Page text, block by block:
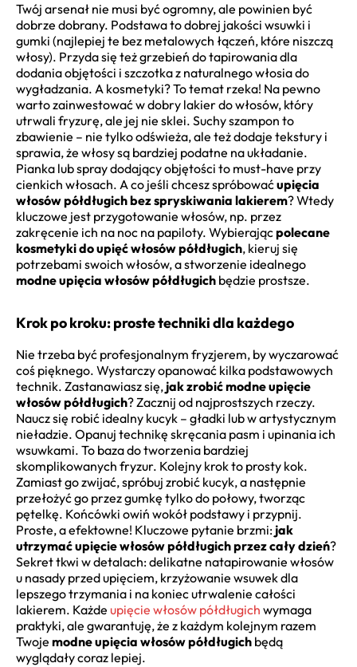
Twój arsenał nie musi być ogromny, ale powinien być
dobrze dobrany. Podstawa to dobrej jakości wsuwki i
gumki (najlepiej te bez metalowych łączeń, które niszczą
włosy). Przyda się też grzebień do tapirowania dla
dodania objętości i szczotka z naturalnego włosia do
wygładzania. A kosmetyki? To temat rzeka! Na pewno
warto zainwestować w dobry lakier do włosów, który
utrwali fryzurę, ale jej nie sklei. Suchy szampon to
zbawienie – nie tylko odświeża, ale też dodaje tekstury i
sprawia, że włosy są bardziej podatne na układanie.
Pianka lub spray dodający objętości to must-have przy
cienkich włosach. A co jeśli chcesz spróbowaćupięcia
włosów półdługich bez spryskiwania lakierem? Wtedy
kluczowe jest przygotowanie włosów, np. przez
zakręcenie ich na noc na papiloty. Wybierającpolecane
kosmetyki do upięć włosów półdługich, kieruj się
potrzebami swoich włosów, a stworzenie idealnego
modne upięcia włosów półdługich będzie prostsze.
Krok po kroku: proste techniki dla każdego
Nie trzeba być profesjonalnym fryzjerem, by wyczarować
coś pięknego. Wystarczy opanować kilka podstawowych
technik. Zastanawiasz się, jak zrobić modne upięcie
włosów półdługich? Zacznij od najprostszych rzeczy.
Naucz się robić idealny kucyk – gładki lub w artystycznym
nieładzie. Opanuj technikę skręcania pasm i upinania ich
wsuwkami. To baza do tworzenia bardziej
skomplikowanych fryzur. Kolejny krok to prosty kok.
Zamiast go zwijać, spróbuj zrobić kucyk, a następnie
przełożyć go przez gumkę tylko do połowy, tworząc
pętelkę. Końcówki owiń wokół podstawy i przypnij.
Proste, a efektowne! Kluczowe pytanie brzmi: jak
utrzymać upięcie włosów półdługich przez cały dzień?
Sekret tkwi w detalach: delikatne natapirowanie włosów
u nasady przed upięciem, krzyżowanie wsuwek dla
lepszego trzymania i na koniec utrwalenie całości
lakierem. Każde upięcie włosów półdługich wymaga
praktyki, ale gwarantuję, że z każdym kolejnym razem
Twoje modne upięcia włosów półdługich będą
wyglądały coraz lepiej.